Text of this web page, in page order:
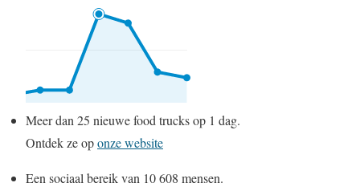
Meer dan 25 nieuwe food trucks op 1 dag.
Ontdek ze oponze website
Een sociaal bereik van 10 608 mensen.